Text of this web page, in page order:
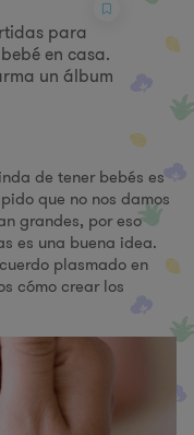
para
en casa.
un álbum
de tener bebés es
que no nos damos
grandes, por eso
es una buena idea.
plasmado en
cómo crear los